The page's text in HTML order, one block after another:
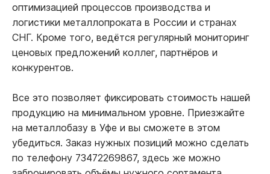
оптимизацией процессов производства и
логистики металлопроката в России и странах
СНГ. Кроме того, ведётся регулярный мониторинг
ценовых предложений коллег, партнёров и
конкурентов.
Все это позволяет фиксировать стоимость нашей
продукцию на минимальном уровне. Приезжайте
на металлобазу в Уфе и вы сможете в этом
убедиться. Заказ нужных позиций можно сделать
по телефону 73472269867, здесь же можно